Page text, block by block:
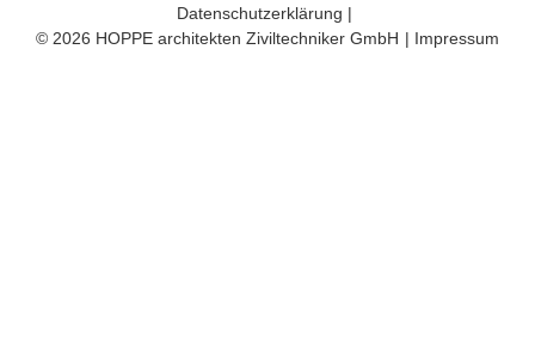
Datenschutzerklärung |
© 2026 HOPPE architekten Ziviltechniker GmbH​ | Impressum